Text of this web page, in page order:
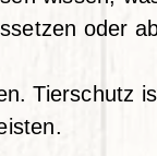
oder
Tierschutz